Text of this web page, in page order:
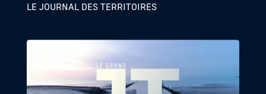
LE JOURNAL DES TERRITOIRES